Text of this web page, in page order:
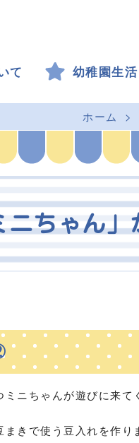
て 幼稚園生活
ホーム
ニちゃん」
ニちゃんが遊びに来て
きで使う豆入れを作り